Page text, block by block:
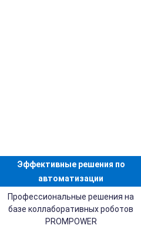
Эффективные решения по
автоматизации
Профессиональные решения на
базе коллаборативных роботов
PROMPOWER